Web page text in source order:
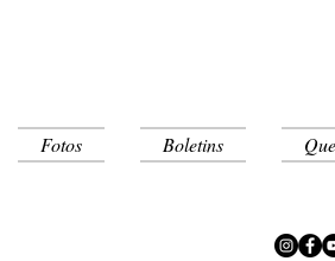
Fotos Boletins